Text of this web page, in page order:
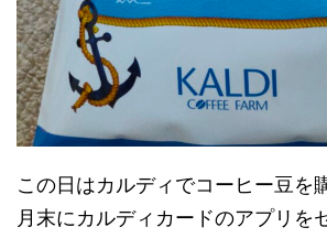
この日はカルディでコーヒー豆を
月末にカルディカードのアプリを